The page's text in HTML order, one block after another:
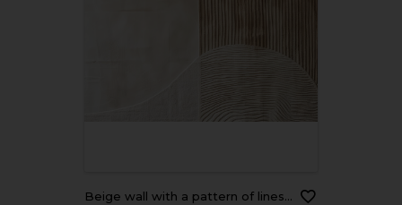
Beige wall with a pattern of lines and curves, white and brown colors, beige tone, minimalist abstract background